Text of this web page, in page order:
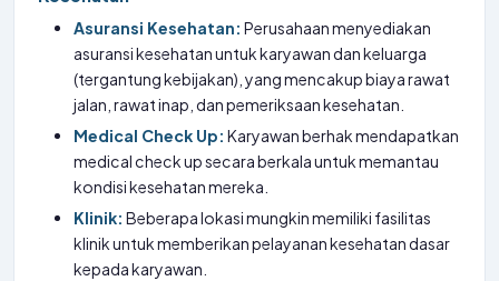
Asuransi Kesehatan: Perusahaan menyediakan
asuransi kesehatan untuk karyawan dan keluarga
(tergantung kebijakan), yang mencakup biaya rawat
jalan, rawat inap, dan pemeriksaan kesehatan.
Medical Check Up: Karyawan berhak mendapatkan
medical check up secara berkala untuk memantau
kondisi kesehatan mereka.
Klinik: Beberapa lokasi mungkin memiliki fasilitas
klinik untuk memberikan pelayanan kesehatan dasar
kepada karyawan.